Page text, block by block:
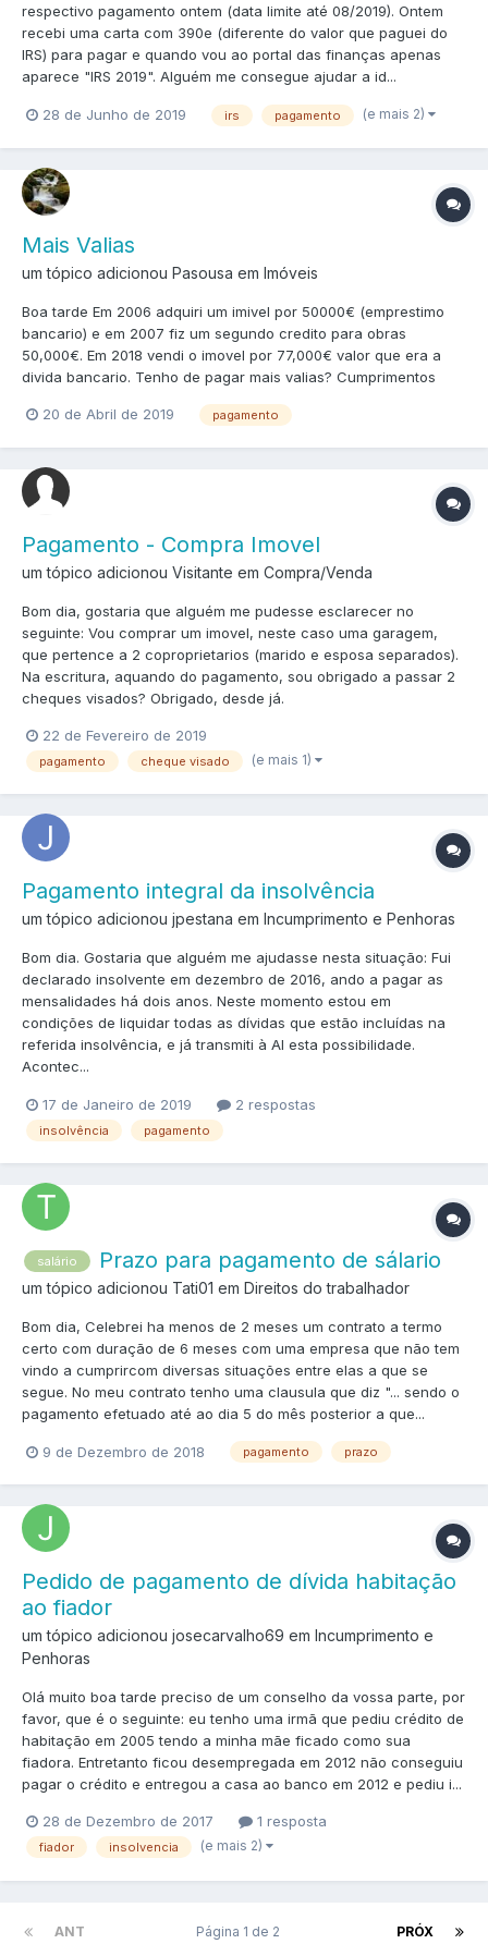
respectivo pagamento ontem (data limite até 08/2019). Ontem
recebi uma carta com 390e (diferente do valor que paguei do
IRS) para pagar e quando vou ao portal das finanças apenas
aparece "IRS 2019". Alguém me consegue ajudar a id...
28 de Junho de 2019 irs pagamento (e mais 2)
Mais Valias
um tópico adicionou Pasousa em Imóveis
Boa tarde Em 2006 adquiri um imivel por 50000€ (emprestimo
bancario) e em 2007 fiz um segundo credito para obras
50,000€. Em 2018 vendi o imovel por 77,000€ valor que era a
divida bancario. Tenho de pagar mais valias? Cumprimentos
20 de Abril de 2019 pagamento
Pagamento - Compra Imovel
um tópico adicionou Visitante em Compra/Venda
Bom dia, gostaria que alguém me pudesse esclarecer no
seguinte: Vou comprar um imovel, neste caso uma garagem,
que pertence a 2 coproprietarios (marido e esposa separados).
Na escritura, aquando do pagamento, sou obrigado a passar 2
cheques visados? Obrigado, desde já.
22 de Fevereiro de 2019
pagamento cheque visado (e mais 1)
Pagamento integral da insolvência
um tópico adicionou jpestana em Incumprimento e Penhoras
Bom dia. Gostaria que alguém me ajudasse nesta situação: Fui
declarado insolvente em dezembro de 2016, ando a pagar as
mensalidades há dois anos. Neste momento estou em
condições de liquidar todas as dívidas que estão incluídas na
referida insolvência, e já transmiti à AI esta possibilidade.
Acontec...
17 de Janeiro de 2019 2 respostas
insolvência pagamento
salário Prazo para pagamento de sálario
um tópico adicionou Tati01 em Direitos do trabalhador
Bom dia, Celebrei ha menos de 2 meses um contrato a termo
certo com duração de 6 meses com uma empresa que não tem
vindo a cumprircom diversas situações entre elas a que se
segue. No meu contrato tenho uma clausula que diz "... sendo o
pagamento efetuado até ao dia 5 do mês posterior a que...
9 de Dezembro de 2018 pagamento prazo
Pedido de pagamento de dívida habitação
ao fiador
um tópico adicionou josecarvalho69 em Incumprimento e
Penhoras
Olá muito boa tarde preciso de um conselho da vossa parte, por
favor, que é o seguinte: eu tenho uma irmã que pediu crédito de
habitação em 2005 tendo a minha mãe ficado como sua
fiadora. Entretanto ficou desempregada em 2012 não conseguiu
pagar o crédito e entregou a casa ao banco em 2012 e pediu i...
28 de Dezembro de 2017 1 resposta
fiador insolvencia (e mais 2)
ANT PRÓX
Página 1 de 2